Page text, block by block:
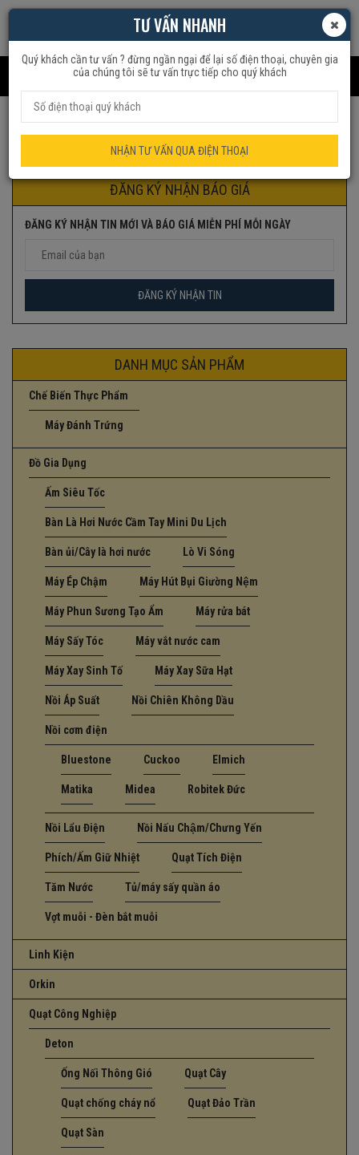
ĐĂNG KÝ NHẬN BÁO GIÁ
ĐĂNG KÝ NHẬN TIN MỚI VÀ BÁO GIÁ MIỄN PHÍ MỖI NGÀY
DANH MỤC SẢN PHẨM
Chế Biến Thực Phẩm
Máy Đánh Trứng
Đồ Gia Dụng
Ấm Siêu Tốc
Bàn Là Hơi Nước Cầm Tay Mini Du Lịch
Bàn ủi/Cây là hơi nước Lò Vi Sóng
Máy Ép Chậm Máy Hút Bụi Giường Nệm
Máy Phun Sương Tạo Ẩm Máy rửa bát
Máy Sấy Tóc Máy vắt nước cam
Máy Xay Sinh Tố Máy Xay Sữa Hạt
Nồi Áp Suất Nồi Chiên Không Dầu
Nồi cơm điện
Bluestone Cuckoo Elmich
Matika Midea Robitek Đức
Nồi Lẩu Điện Nồi Nấu Chậm/Chưng Yến
Phích/Ấm Giữ Nhiệt Quạt Tích Điện
Tăm Nước Tủ/máy sấy quần áo
Vợt muỗi - Đèn bắt muỗi
Linh Kiện
Orkin
Quạt Công Nghiệp
Deton
Ống Nối Thông Gió Quạt Cây
Quạt chống cháy nổ Quạt Đảo Trần
Quạt Sàn
TƯ VẤN NHANH
Quý khách cần tư vấn ? đừng ngần ngại để lại số điện thoại, chuyên gia
của chúng tôi sẽ tư vấn trực tiếp cho quý khách
NHẬN TƯ VẤN QUA ĐIỆN THOẠI